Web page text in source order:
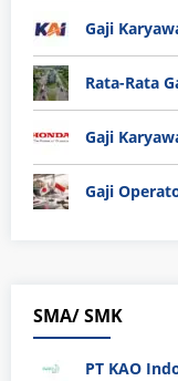
SMA/ SMK
PT KAO